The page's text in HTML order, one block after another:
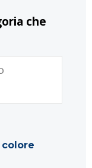
che
colore